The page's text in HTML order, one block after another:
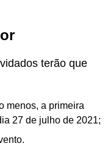
terão que
menos, a primeira
27 de julho de 2021;